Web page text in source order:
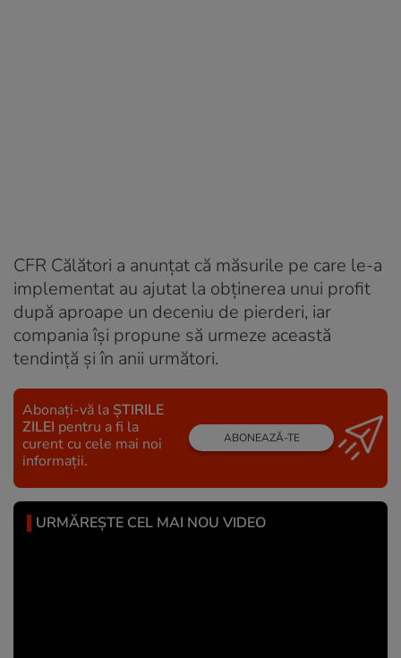
CFR Călători a anunțat că măsurile pe care le-a
implementat au ajutat la obținerea unui profit
după aproape un deceniu de pierderi, iar
compania își propune să urmeze această
tendință și în anii următori.
Abonați-vă la ȘTIRILE
ZILEI pentru a fi la
curent cu cele mai noi
informații.
ABONEAZĂ-TE
URMĂREȘTE CEL MAI NOU VIDEO